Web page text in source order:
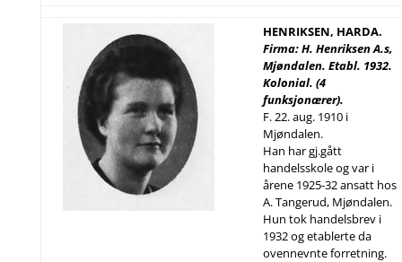
HENRIKSEN, HARDA.
Firma: H. Henriksen A.s,
Mjøndalen. Etabl. 1932.
Kolonial. (4
funksjonærer).
F. 22. aug. 1910 i
Mjøndalen.
Han har gj.gått
handelsskole og var i
årene 1925-32 ansatt hos
A. Tangerud, Mjøndalen.
Hun tok handelsbrev i
1932 og etablerte da
ovennevnte forretning.